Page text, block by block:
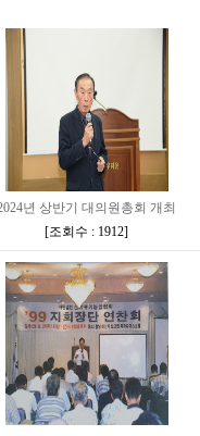
년 상반기 대의원총회 개최
[조회수 : 1912]